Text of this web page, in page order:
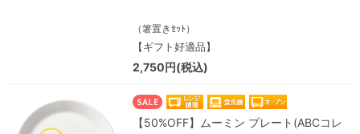
（箸置きｾｯﾄ）
【ギフト好適品】
2,750円(税込)
【50%OFF】ムーミン プレート(ABCコレ